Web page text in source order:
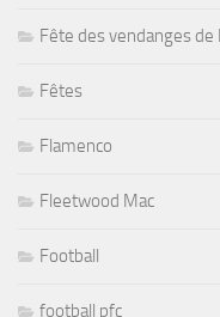
Fête des vendanges
Fêtes
Flamenco
Fleetwood Mac
Football
football pfc